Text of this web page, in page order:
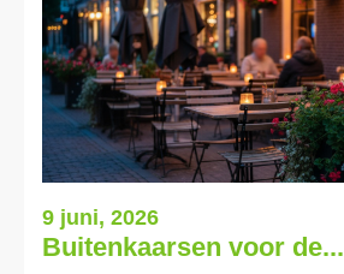
9 juni, 2026
Buitenkaarsen voor de...